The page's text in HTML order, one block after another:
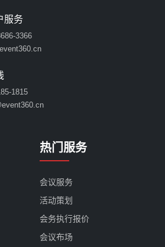
服务
3366
1815
热门服务
会议服务
活动策划
会务执行报价
会议布场